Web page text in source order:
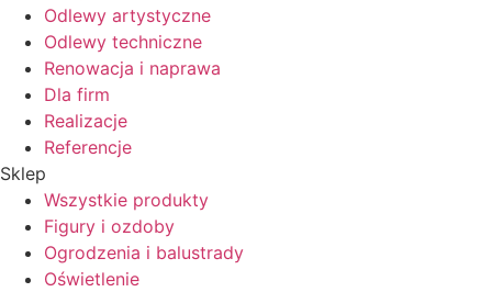
Odlewy artystyczne
Odlewy techniczne
Renowacja i naprawa
Dla firm
Realizacje
Referencje
Sklep
Wszystkie produkty
Figury i ozdoby
Ogrodzenia i balustrady
Oświetlenie